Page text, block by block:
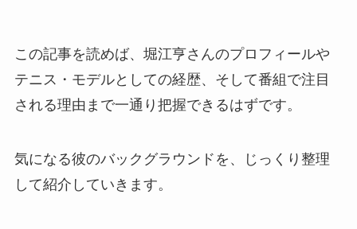
この記事を読めば、堀江亨さんのプロフィールや
テニス・モデルとしての経歴、そして番組で注目
される理由まで一通り把握できるはずです。
気になる彼のバックグラウンドを、じっくり整理
して紹介していきます。